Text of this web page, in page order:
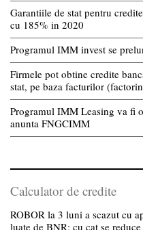
Garantiile de stat pentru
cu 185% in 2020
Programul IMM invest se
Firmele pot obtine credite
stat, pe baza facturilor
Programul IMM Leasing va fi
anunta FNGCIMM
Calculator de credite
ROBOR la 3 luni a scazut cu
luate de BNR; cu cat se